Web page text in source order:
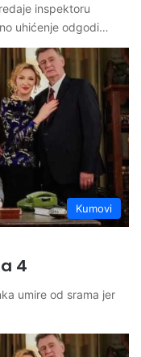
inspektoru
uhićenje odgodi…
Kumovi
4
umire od srama jer